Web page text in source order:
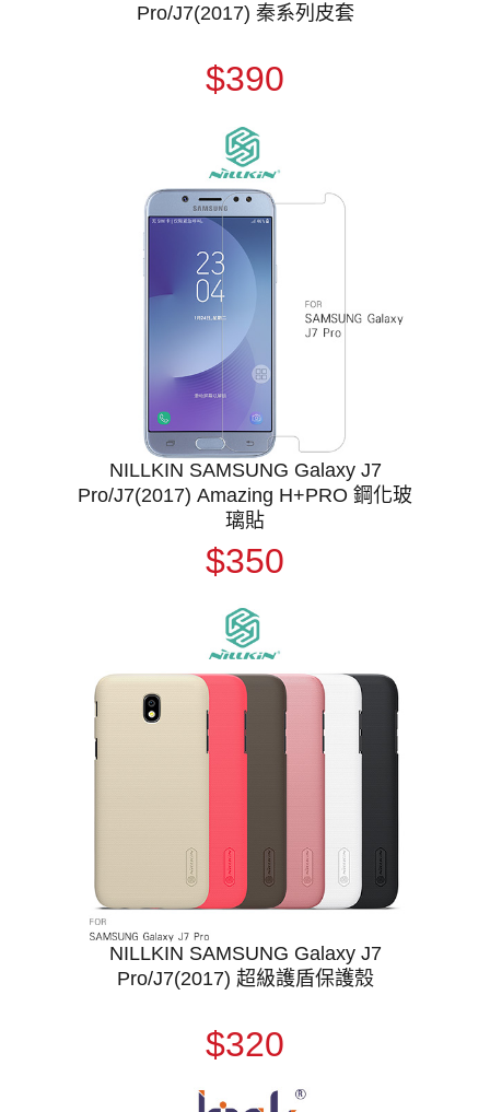
Pro/J7(2017) 秦系列皮套
$390
NILLKIN SAMSUNG Galaxy J7
Pro/J7(2017) Amazing H+PRO 鋼化玻
璃貼
$350
NILLKIN SAMSUNG Galaxy J7
Pro/J7(2017) 超級護盾保護殼
$320